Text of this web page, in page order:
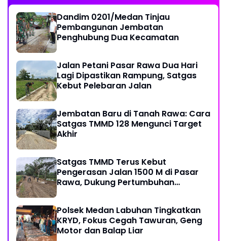
Dandim 0201/Medan Tinjau
Pembangunan Jembatan
Penghubung Dua Kecamatan
Jalan Petani Pasar Rawa Dua Hari
Lagi Dipastikan Rampung, Satgas
Kebut Pelebaran Jalan
Jembatan Baru di Tanah Rawa: Cara
Satgas TMMD 128 Mengunci Target
Akhir
Satgas TMMD Terus Kebut
Pengerasan Jalan 1500 M di Pasar
Rawa, Dukung Pertumbuhan
Polsek Medan Labuhan Tingkatkan
KRYD, Fokus Cegah Tawuran, Geng
Motor dan Balap Liar